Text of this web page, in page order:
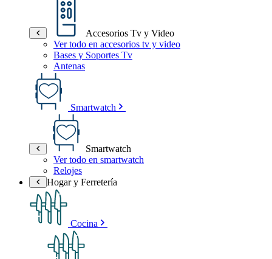
Accesorios Tv y Video
Ver todo en accesorios tv y video
Bases y Soportes Tv
Antenas
Smartwatch
Smartwatch
Ver todo en smartwatch
Relojes
Hogar y Ferretería
Cocina